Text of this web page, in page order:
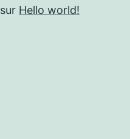
sur Hello world!